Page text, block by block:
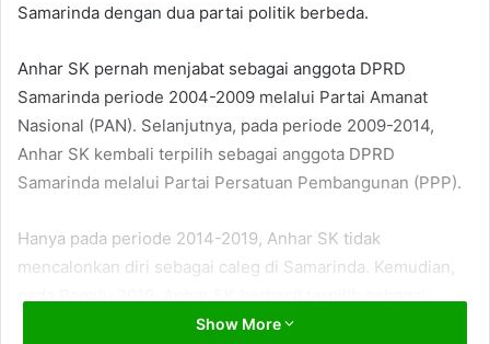
Samarinda dengan dua partai politik berbeda.
Anhar SK pernah menjabat sebagai anggota DPRD
Samarinda periode 2004-2009 melalui Partai Amanat
Nasional (PAN). Selanjutnya, pada periode 2009-2014,
Anhar SK kembali terpilih sebagai anggota DPRD
Samarinda melalui Partai Persatuan Pembangunan (PPP).
Hanya pada periode 2014-2019, Anhar SK tidak
mencalonkan diri sebagai caleg di Samarinda. Kemudian,
anggota DPRD Samarinda periode 2019-2024 melalui PDI
Show More